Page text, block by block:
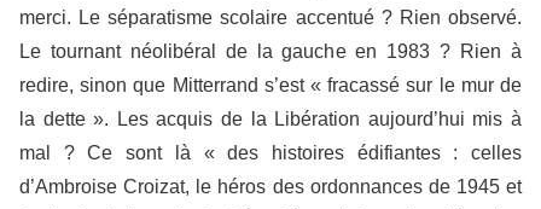
merci. Le séparatisme scolaire accentué ? Rien observé.
Le tournant néolibéral de la gauche en 1983 ? Rien à
redire, sinon que Mitterrand s’est « fracassé sur le mur de
la dette ». Les acquis de la Libération aujourd’hui mis à
mal ? Ce sont là « des histoires édifiantes : celles
d’Ambroise Croizat, le héros des ordonnances de 1945 et